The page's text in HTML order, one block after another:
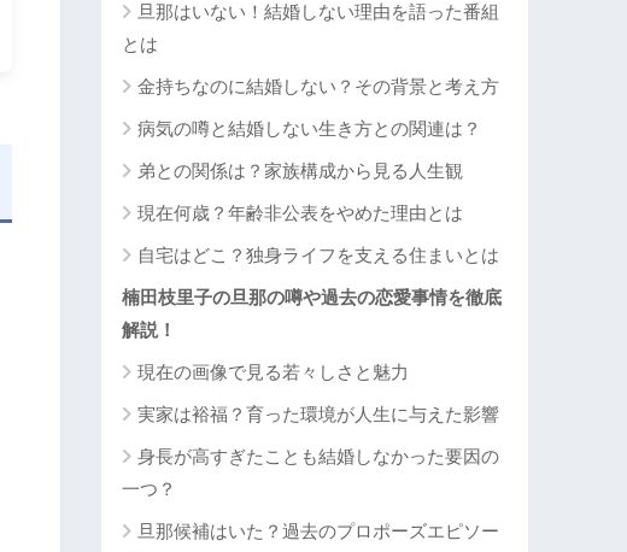
旦那はいない！結婚しない理由を語った番組
とは
金持ちなのに結婚しない？その背景と考え方
病気の噂と結婚しない生き方との関連は？
弟との関係は？家族構成から見る人生観
現在何歳？年齢非公表をやめた理由とは
自宅はどこ？独身ライフを支える住まいとは
楠田枝里子の旦那の噂や過去の恋愛事情を徹底
解説！
現在の画像で見る若々しさと魅力
実家は裕福？育った環境が人生に与えた影響
身長が高すぎたことも結婚しなかった要因の
一つ？
旦那候補はいた？過去のプロポーズエピソー